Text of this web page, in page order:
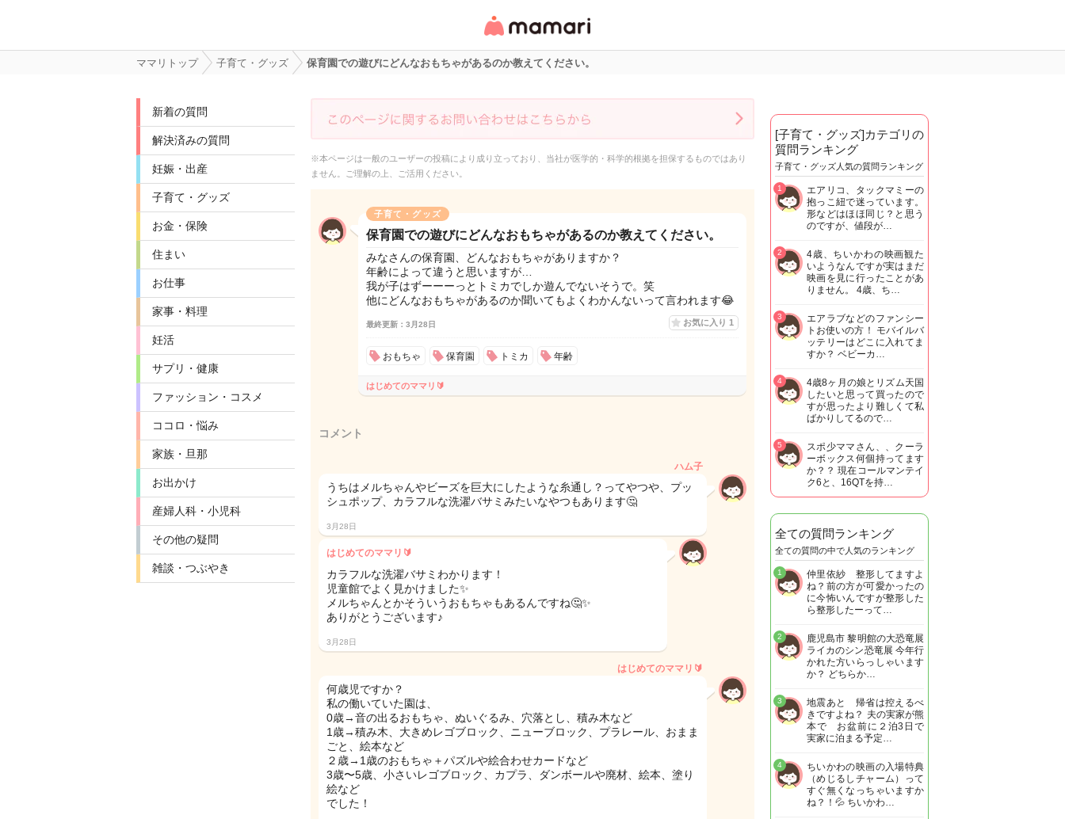
リ・情報サイト
ママリトップ 子育て・グッズ 保育園での遊びにどんなおもちゃがあるのか教えてください。
新着の質問
解決済みの質問
妊娠・出産
子育て・グッズ
お金・保険
住まい
お仕事
家事・料理
妊活
サプリ・健康
ファッション・コスメ
ココロ・悩み
家族・旦那
お出かけ
産婦人科・小児科
その他の疑問
雑談・つぶやき
※本ページは一般のユーザーの投稿により成り立っており、当社が医学的・科学的根拠を担保するものではあり
ません。ご理解の上、ご活用ください。
子育て・グッズ
保育園での遊びにどんなおもちゃがあるのか教えてください。
みなさんの保育園、どんなおもちゃがありますか？
年齢によって違うと思いますが…
我が子はずーーーっとトミカでしか遊んでないそうで。笑
他にどんなおもちゃがあるのか聞いてもよくわかんないって言われます😂
最終更新：3月28日 お気に入り 1
おもちゃ 保育園 トミカ 年齢
はじめてのママリ🔰
コメント
ハム子
うちはメルちゃんやビーズを巨大にしたような糸通し？ってやつや、プッ
シュポップ、カラフルな洗濯バサミみたいなやつもあります🤔
3月28日
はじめてのママリ🔰
カラフルな洗濯バサミわかります！
児童館でよく見かけました✨
メルちゃんとかそういうおもちゃもあるんですね🤔✨
ありがとうございます♪
3月28日
はじめてのママリ🔰
何歳児ですか？
私の働いていた園は、
0歳→音の出るおもちゃ、ぬいぐるみ、穴落とし、積み木など
1歳→積み木、大きめレゴブロック、ニューブロック、プラレール、おまま
ごと、絵本など
２歳→1歳のおもちゃ＋パズルや絵合わせカードなど
3歳〜5歳、小さいレゴブロック、カプラ、ダンボールや廃材、絵本、塗り
絵など
でした！
[子育て・グッズ]カテゴリの
質問ランキング
子育て・グッズ人気の質問ランキング
エアリコ、タックマミーの
抱っこ紐で迷っています。
形などはほほ同じ？と思う
のですが、値段が…
1
4歳、ちいかわの映画観た
いようなんですが実はまだ
映画を見に行ったことがあ
りません。 4歳、ち…
2
エアラブなどのファンシー
トお使いの方！ モバイルバ
ッテリーはどこに入れてま
すか？ ベビーカ…
3
4歳8ヶ月の娘とリズム天国
したいと思って買ったので
すが思ったより難しくて私
ばかりしてるので…
4
スポ少ママさん、、クーラ
ーボックス何個持ってます
か？？ 現在コールマンテイ
ク6と、16QTを持…
5
全ての質問ランキング
全ての質問の中で人気のランキング
仲里依紗 整形してますよ
ね？前の方が可愛かったの
に今怖いんですが整形した
ら整形したーって…
1
鹿児島市 黎明館の大恐竜展
ライカのシン恐竜展 今年行
かれた方いらっしゃいます
か？ どちらか…
2
地震あと 帰省は控えるべ
きですよね？ 夫の実家が熊
本で お盆前に２泊3日で
実家に泊まる予定…
3
ちいかわの映画の入場特典
（めじるしチャーム）って
すぐ無くなっちゃいますか
ね？！💦 ちいかわ…
4